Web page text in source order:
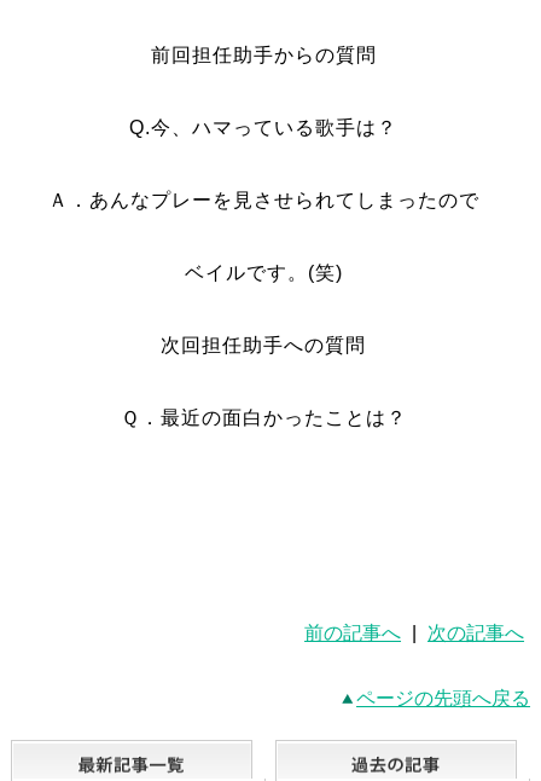
前回担任助手からの質問
Q.今、ハマっている歌手は？
Ａ．あんなプレーを見させられてしまったので
ベイルです。(笑)
次回担任助手への質問
Ｑ．最近の面白かったことは？
前の記事へ 次の記事へ
ページの先頭へ戻る
最新記事一覧